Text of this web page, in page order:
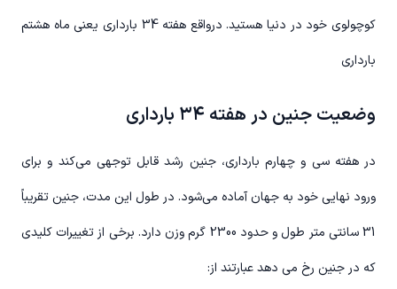
کوچولوی خود در دنیا هستید. درواقع هفته 34 بارداری یعنی ماه هشتم
بارداری
وضعیت جنین در هفته ۳۴ بارداری
در هفته سی و چهارم بارداری، جنین رشد قابل توجهی می‌کند و برای
ورود نهایی خود به جهان آماده می‌شود. در طول این مدت، جنین تقریباً
31 سانتی متر طول و حدود 2300 گرم وزن دارد. برخی از تغییرات کلیدی
که در جنین رخ می دهد عبارتند از: